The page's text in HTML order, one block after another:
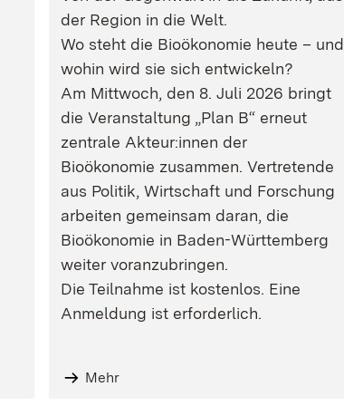
der Region in die Welt.
Wo steht die Bioökonomie heute – und
wohin wird sie sich entwickeln?
Am Mittwoch, den 8. Juli 2026 bringt
die Veranstaltung „Plan B“ erneut
zentrale Akteur:innen der
Bioökonomie zusammen. Vertretende
aus Politik, Wirtschaft und Forschung
arbeiten gemeinsam daran, die
Bioökonomie in Baden-Württemberg
weiter voranzubringen.
Die Teilnahme ist kostenlos. Eine
Anmeldung ist erforderlich.
Mehr